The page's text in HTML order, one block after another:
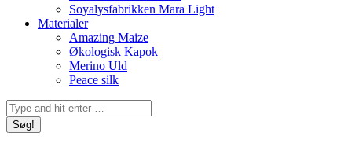
Soyalysfabrikken Mara Light
Materialer
Amazing Maize
Økologisk Kapok
Merino Uld
Peace silk
Søg: